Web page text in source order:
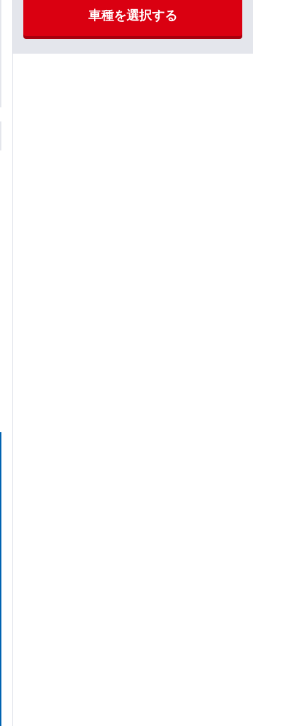
車種を選択する